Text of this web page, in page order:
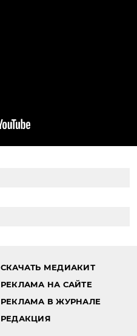
СКАЧАТЬ МЕДИАКИТ
РЕКЛАМА НА САЙТЕ
РЕКЛАМА В ЖУРНАЛЕ
РЕДАКЦИЯ